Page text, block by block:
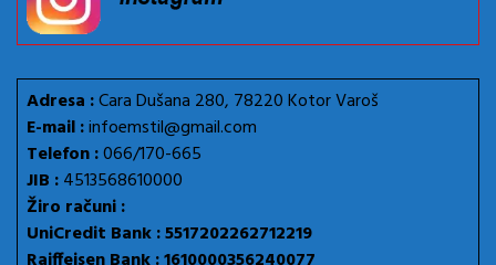
Adresa :Cara Dušana 280, 78220 Kotor Varoš
E-mail :infoemstil@gmail.com
Telefon :066/170-665
JIB :4513568610000
Žiro računi :
UniCredit Bank : 5517202262712219